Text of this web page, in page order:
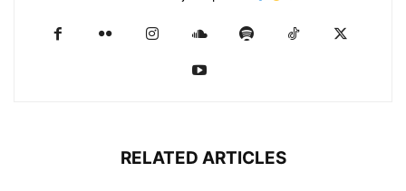
RELATED ARTICLES